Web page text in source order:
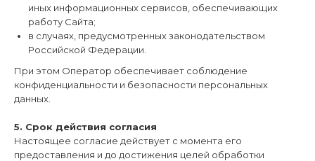
иных информационных сервисов, обеспечивающих
работу Сайта;
в случаях, предусмотренных законодательством
Российской Федерации.
При этом Оператор обеспечивает соблюдение
конфиденциальности и безопасности персональных
данных.
5. Срок действия согласия
Настоящее согласие действует с момента его
предоставления и до достижения целей обработки